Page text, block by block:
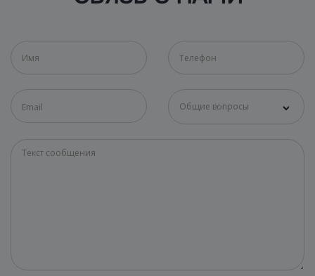
Общие вопросы